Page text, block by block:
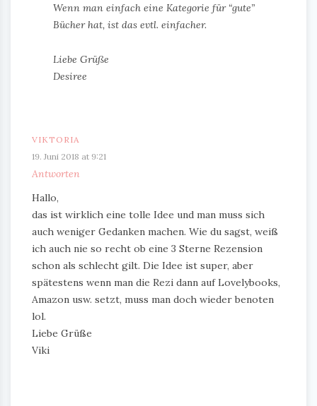
Wenn man einfach eine Kategorie für “gute”
Bücher hat, ist das evtl. einfacher.
Liebe Grüße
Desiree
VIKTORIA
19. Juni 2018 at 9:21
Antworten
Hallo,
das ist wirklich eine tolle Idee und man muss sich
auch weniger Gedanken machen. Wie du sagst, weiß
ich auch nie so recht ob eine 3 Sterne Rezension
schon als schlecht gilt. Die Idee ist super, aber
spätestens wenn man die Rezi dann auf Lovelybooks,
Amazon usw. setzt, muss man doch wieder benoten
lol.
Liebe Grüße
Viki